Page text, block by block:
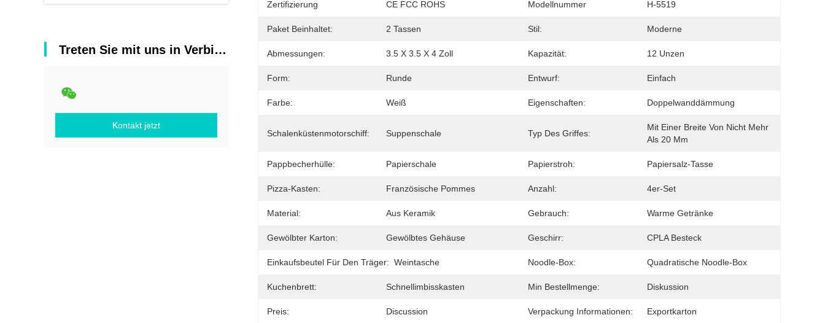
Treten Sie mit uns in Verbindung
Kontakt jetzt
Zertifizierung CE FCC ROHS Modellnummer H-5519
Paket Beinhaltet: 2 Tassen Stil: Moderne
Abmessungen: 3.5 X 3.5 X 4 Zoll Kapazität: 12 Unzen
Form: Runde Entwurf: Einfach
Farbe: Weiß Eigenschaften: Doppelwanddämmung
Schalenküstenmotorschiff: Suppenschale Typ Des Griffes:
Mit Einer Breite Von Nicht Mehr
Als 20 Mm
Pappbecherhülle: Papierschale Papierstroh: Papiersalz-Tasse
Pizza-Kasten: Französische Pommes Anzahl: 4er-Set
Material: Aus Keramik Gebrauch: Warme Getränke
Gewölbter Karton: Gewölbtes Gehäuse Geschirr: CPLA Besteck
Einkaufsbeutel Für Den Träger: Weintasche Noodle-Box: Quadratische Noodle-Box
Kuchenbrett: Schnellimbisskasten Min Bestellmenge: Diskussion
Preis: Discussion Verpackung Informationen: Exportkarton